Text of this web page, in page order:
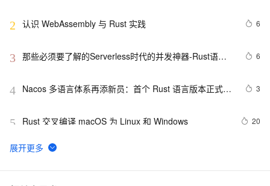
2 认识 WebAssembly 与 Rust 实践 6
3 那些必须要了解的Serverless时代的并发神器-Rust语言
6
4 Nacos 多语言体系再添新员：首个 Rust 语言版本正式发
3
5 Rust 交叉编译 macOS 为 Linux 和 Windows 20
6 Rust UI 框架的新里程碑与免版税许可证